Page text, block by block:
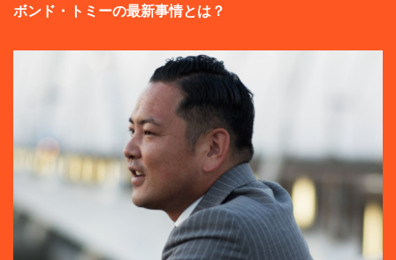
ボンド・トミーの最新事情とは？